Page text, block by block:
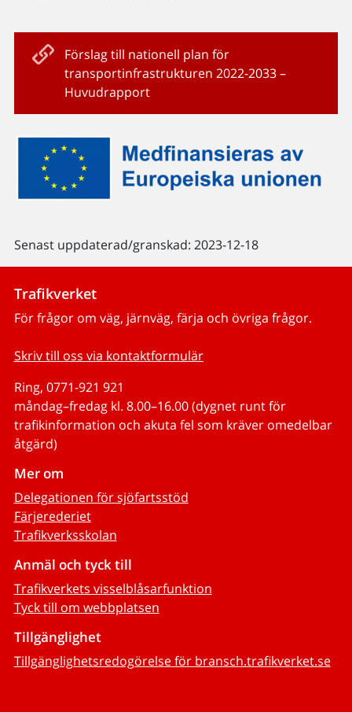
Förslag till nationell plan för
transportinfrastrukturen 2022-2033 –
Huvudrapport
Senast uppdaterad/granskad: 2023-12-18
Trafikverket
För frågor om väg, järnväg, färja och övriga frågor.
Skriv till oss via kontaktformulär
Ring, 0771-921 921
måndag–fredag kl. 8.00–16.00 (dygnet runt för
trafikinformation och akuta fel som kräver omedelbar
åtgärd)
Mer om
Delegationen för sjöfartsstöd
Färjerederiet
Trafikverksskolan
Anmäl och tyck till
Trafikverkets visselblåsarfunktion
Tyck till om webbplatsen
Tillgänglighet
Tillgänglighetsredogörelse för bransch.trafikverket.se